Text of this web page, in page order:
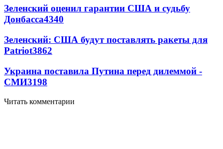
Зеленский оценил гарантии США и судьбу
Донбасса4340
Зеленский: США будут поставлять ракеты для
Patriot3862
Украина поставила Путина перед дилеммой -
СМИ3198
Читать комментарии